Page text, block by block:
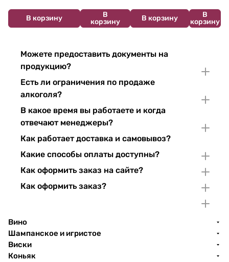
В корзину
В
корзину
В корзину
В
корзину
Можете предоставить документы на
продукцию?
Есть ли ограничения по продаже
алкоголя?
В какое время вы работаете и когда
отвечают менеджеры?
Как работает доставка и самовывоз?
Какие способы оплаты доступны?
Как оформить заказ на сайте?
Как оформить заказ?
Вино
Шампанское и игристое
Виски
Коньяк